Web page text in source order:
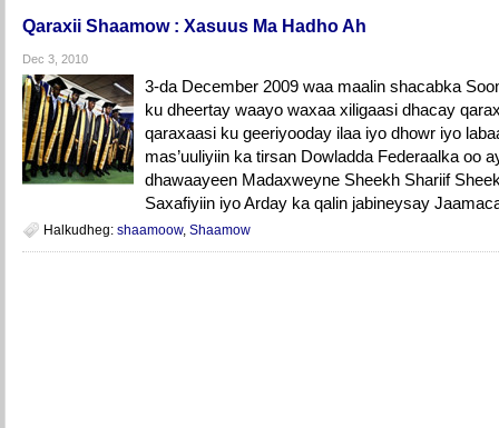
Qaraxii Shaamow : Xasuus Ma Hadho Ah
Dec 3, 2010
3-da December 2009 waa maalin shacabka
ku dheertay waayo waxaa xiligaasi dhacay
qaraxaasi ku geeriyooday ilaa iyo dhowr iyo
mas’uuliyiin ka tirsan Dowladda Federaalka oo
dhawaayeen Madaxweyne Sheekh Shariif
Saxafiyiin iyo Arday ka qalin jabineysay
Halkudheg: shaamoow, Shaamow